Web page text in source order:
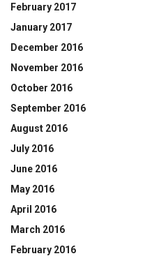
February 2017
January 2017
December 2016
November 2016
October 2016
September 2016
August 2016
July 2016
June 2016
May 2016
April 2016
March 2016
February 2016